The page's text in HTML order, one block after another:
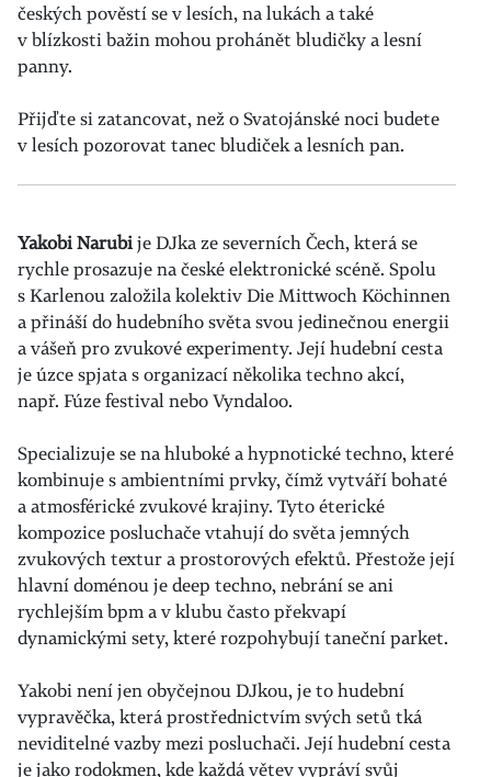
českých pověstí se v lesích, na lukách a také
v blízkosti bažin mohou prohánět bludičky a lesní
panny.
Přijďte si zatancovat, než o Svatojánské noci budete
v lesích pozorovat tanec bludiček a lesních pan.
Yakobi Narubije DJka ze severních Čech, která se
rychle prosazuje na české elektronické scéně. Spolu
s Karlenou založila kolektiv Die Mittwoch Köchinnen
a přináší do hudebního světa svou jedinečnou energii
a vášeň pro zvukové experimenty. Její hudební cesta
je úzce spjata s organizací několika techno akcí,
např. Fúze festival nebo Vyndaloo.
Specializuje se na hluboké a hypnotické techno, které
kombinuje s ambientními prvky, čímž vytváří bohaté
a atmosférické zvukové krajiny. Tyto éterické
kompozice posluchače vtahují do světa jemných
zvukových textur a prostorových efektů. Přestože její
hlavní doménou je deep techno, nebrání se ani
rychlejším bpm a v klubu často překvapí
dynamickými sety, které rozpohybují taneční parket.
Yakobi není jen obyčejnou DJkou, je to hudební
vypravěčka, která prostřednictvím svých setů tká
neviditelné vazby mezi posluchači. Její hudební cesta
je jako rodokmen, kde každá větev vypráví svůj